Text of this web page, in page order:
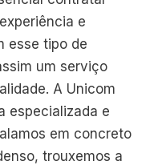
e
esse tipo de
um serviço
A Unicom
especializada e
em concreto
trouxemos a